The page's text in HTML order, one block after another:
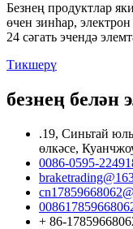
Безнең продуктлар
өчен зинһар,
24 сәгать эчендә
Тикшерү
безнең белән
.19, Синьтай
өлкәсе,
0086-0595-
+ 86-